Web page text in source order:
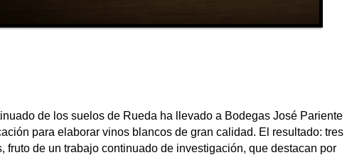
de los suelos de Rueda ha llevado a Bodegas José Pariente
para elaborar vinos blancos de gran calidad. El resultado: tres
fruto de un trabajo continuado de investigación, que destacan por